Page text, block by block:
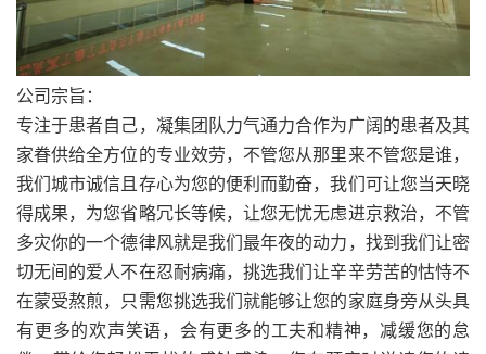
公司宗旨：
专注于患者自己，凝集团队力气通力合作为广阔的患者及其
家眷供给全方位的专业效劳，不管您从那里来不管您是谁，
我们城市诚信且存心为您的便利而勤奋，我们可让您当天晓
得成果，为您省略冗长等候，让您无忧无虑进京救治，不管
多灾你的一个德律风就是我们最年夜的动力，找到我们让密
切无间的爱人不在忍耐病痛，挑选我们让辛辛劳苦的怙恃不
在蒙受熬煎，只需您挑选我们就能够让您的家庭身旁从头具
有更多的欢声笑语，会有更多的工夫和精神，减缓您的怠